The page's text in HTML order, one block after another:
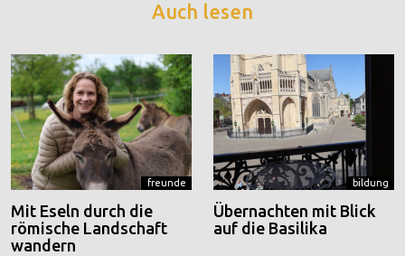
Auch lesen
freunde
Mit Eseln durch die
römische Landschaft
wandern
bildung
Übernachten mit Blick
auf die Basilika